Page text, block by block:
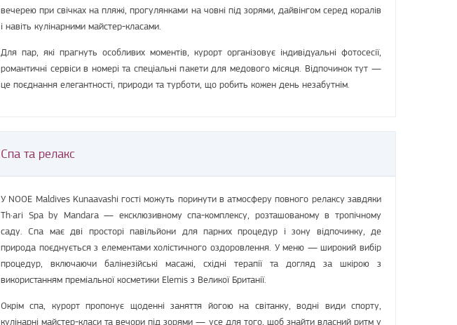
вечерею при свічках на пляжі, прогулянками на човні під зорями, дайвінгом серед коралів
і навіть кулінарними майстер-класами.
Для пар, які прагнуть особливих моментів, курорт організовує індивідуальні фотосесії,
романтичні сервіси в номері та спеціальні пакети для медового місяця. Відпочинок тут —
це поєднання елегантності, природи та турботи, що робить кожен день незабутнім.
Спа та релакс
У NOOE Maldives Kunaavashi гості можуть поринути в атмосферу повного релаксу завдяки
Th·ari Spa by Mandara — ексклюзивному спа-комплексу, розташованому в тропічному
саду. Спа має дві просторі павільйони для парних процедур і зону відпочинку, де
природа поєднується з елементами холістичного оздоровлення. У меню — широкий вибір
процедур, включаючи балінезійські масажі, східні терапії та догляд за шкірою з
використанням преміальної косметики Elemis з Великої Британії.
Окрім спа, курорт пропонує щоденні заняття йогою на світанку, водні види спорту,
кулінарні майстер-класи та вечори під зорями — усе для того, щоб знайти власний ритм у